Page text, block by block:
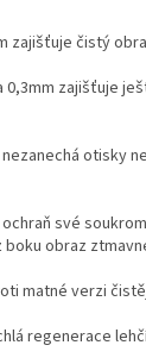
zajišťuje čistý
0,3mm zajišťuje
otisky
své
obraz
matné verzi
regenerace